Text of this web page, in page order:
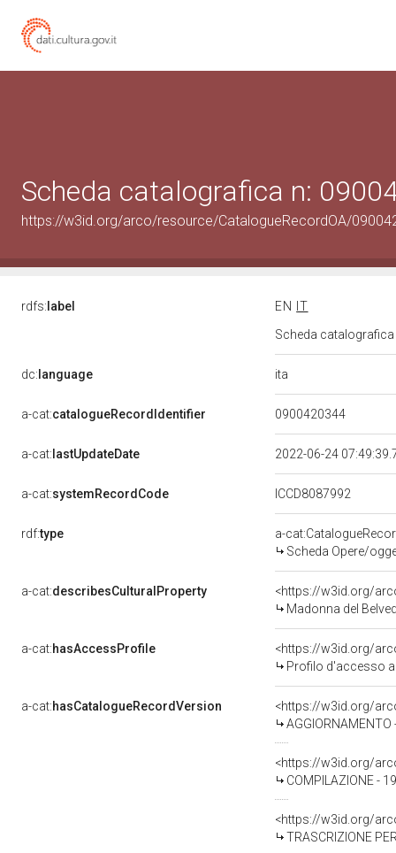
Scheda catalografica n:
https://w3id.org/arco/resource/CatalogueRecordOA/
rdfs: label EN
IT
Scheda
dc: language ita
a-cat:catalogueRecordIdentifier 0900420344
a-cat: lastUpdateDate 2022-06-24
a-cat:systemRecordCode ICCD8087992
rdf:type
a-
Scheda Opere/
a-cat:describesCulturalProperty
<https://w3id.org/
Madonna del
a-cat:hasAccessProfile
<https://w3id.org/
Profilo d'accesso
a-cat:hasCatalogueRecordVersion
<https://w3id.org/
AGGIORNAMENTO
<https://w3id.org/
COMPILAZIONE -
<https://w3id.org/
TRASCRIZIONE